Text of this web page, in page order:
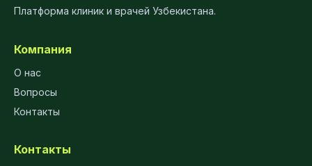
Платформа клиник и врачей Узбекистана.
Компания
О нас
Вопросы
Контакты
Контакты